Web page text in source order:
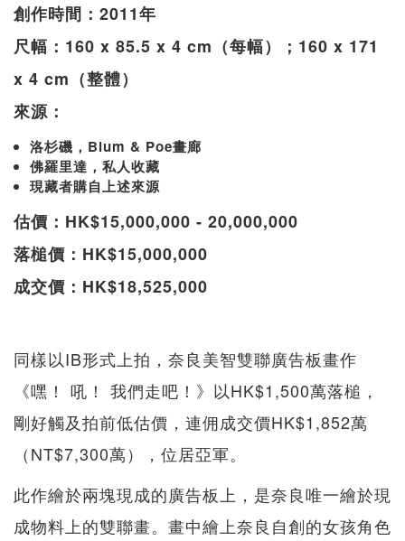
創作時間：2011年
尺幅：160 x 85.5 x 4 cm（每幅）；160 x 171
x 4 cm（整體）
來源：
洛杉磯，Blum & Poe畫廊
佛羅里達，私人收藏
現藏者購自上述來源
估價：HK$15,000,000 - 20,000,000
落槌價：HK$15,000,000
成交價：HK$18,525,000
同樣以IB形式上拍，奈良美智雙聯廣告板畫作
《嘿！ 吼！ 我們走吧！》以HK$1,500萬落槌，
剛好觸及拍前低估價，連佣成交價HK$1,852萬
（NT$7,300萬），位居亞軍。
此作繪於兩塊現成的廣告板上，是奈良唯一繪於現
成物料上的雙聯畫。畫中繪上奈良自創的女孩角色